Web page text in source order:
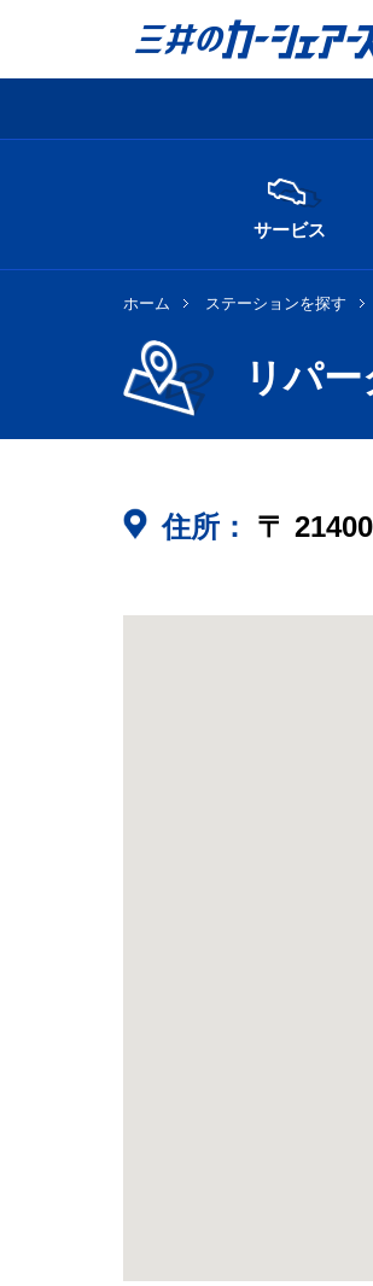
サービス
ホーム ステーションを探す
リパ
住所： 〒